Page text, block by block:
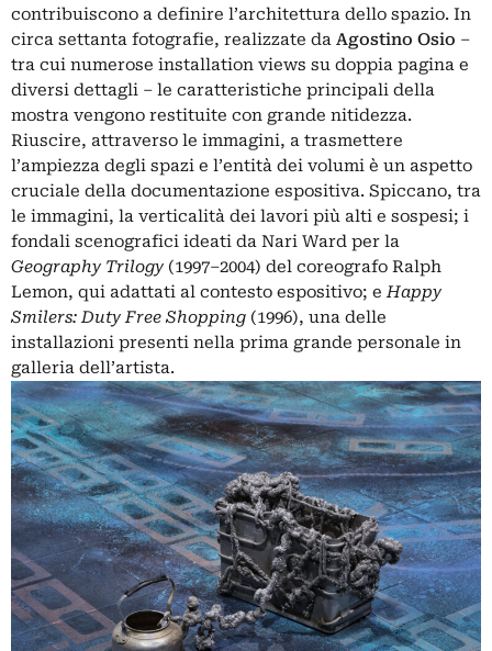
contribuiscono a definire l’architettura dello spazio. In
circa settanta fotografie, realizzate da Agostino Osio –
tra cui numerose installation views su doppia pagina e
diversi dettagli – le caratteristiche principali della
mostra vengono restituite con grande nitidezza.
Riuscire, attraverso le immagini, a trasmettere
l’ampiezza degli spazi e l’entità dei volumi è un aspetto
cruciale della documentazione espositiva. Spiccano, tra
le immagini, la verticalità dei lavori più alti e sospesi; i
fondali scenografici ideati da Nari Ward per la
Geography Trilogy (1997–2004) del coreografo Ralph
Lemon, qui adattati al contesto espositivo; eHappy
Smilers: Duty Free Shopping (1996), una delle
installazioni presenti nella prima grande personale in
galleria dell’artista.